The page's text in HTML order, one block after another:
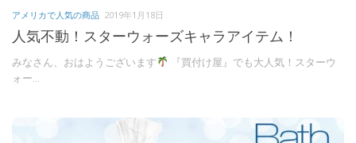
アメリカで人気の商品 2019年1月18日
人気不動！スターウォーズキャラアイテム！
みなさん、おはようございます
『買付け屋』でも大人気！スターウ
ォー...